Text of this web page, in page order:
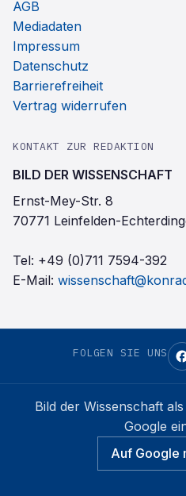
AGB
Mediadaten
Impressum
Datenschutz
Barrierefreiheit
Vertrag widerrufen
KONTAKT ZUR REDAKTION
BILD DER WISSENSCHAFT
Ernst-Mey-Str. 8
70771 Leinfelden-
Tel: +49 (0)711 7594-392
E-Mail:
FOLGEN SIE UNS
Bild der Wissenschaft
Google
Auf Google